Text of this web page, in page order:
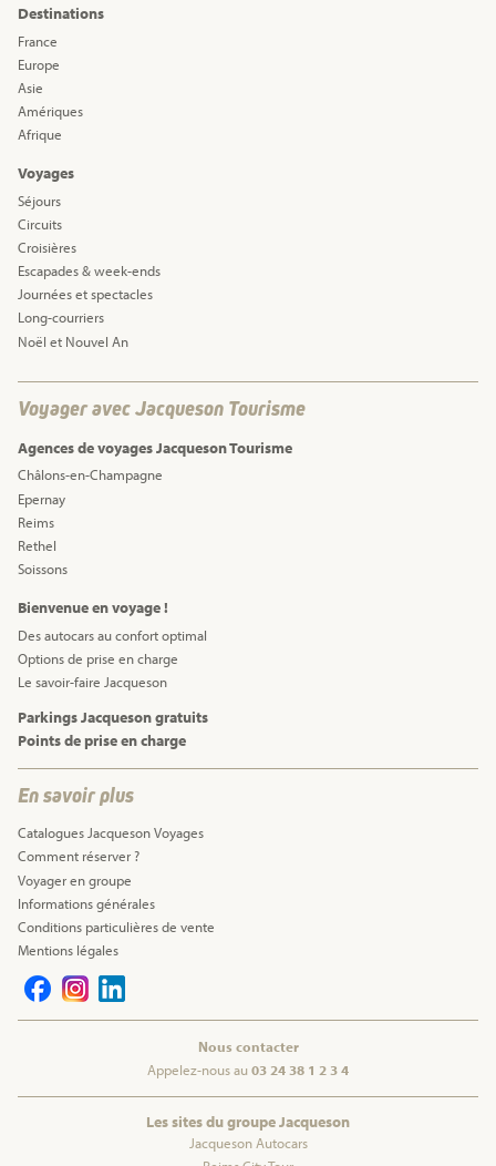
Destinations
France
Europe
Asie
Amériques
Afrique
Voyages
Séjours
Circuits
Croisières
Escapades & week-ends
Journées et spectacles
Long-courriers
Noël et Nouvel An
Voyager avec Jacqueson Tourisme
Agences de voyages Jacqueson Tourisme
Châlons-en-Champagne
Epernay
Reims
Rethel
Soissons
Bienvenue en voyage !
Des autocars au confort optimal
Options de prise en charge
Le savoir-faire Jacqueson
Parkings Jacqueson gratuits
Points de prise en charge
En savoir plus
Catalogues Jacqueson Voyages
Comment réserver ?
Voyager en groupe
Informations générales
Conditions particulières de vente
Mentions légales
Nous contacter
Appelez-nous au03 24 38 1 2 3 4
Les sites du groupe Jacqueson
Jacqueson Autocars